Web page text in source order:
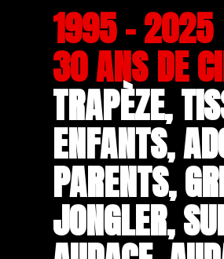
1995 - 2025
30 ANS DE
TRAPÈZE,
ENFANTS,
PARENTS,
JONGLER,